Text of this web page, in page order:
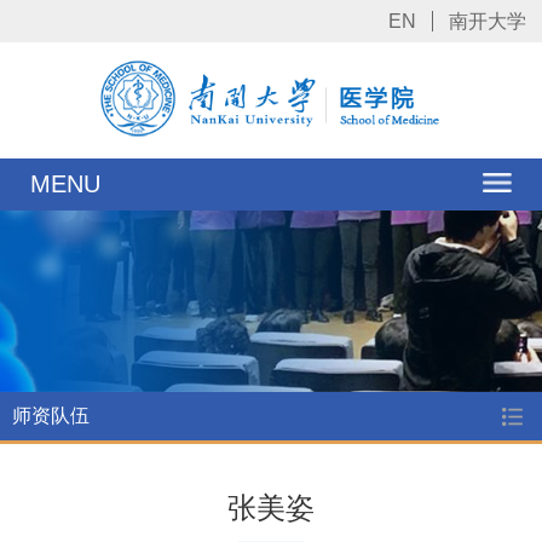
EN 南开大学
MENU
师资队伍
张美姿